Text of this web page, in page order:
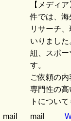
【メディ
件では、海
リサーチ
いりまし
組、スポー
す。
ご依頼の
専門性の
トについ
mail
mail